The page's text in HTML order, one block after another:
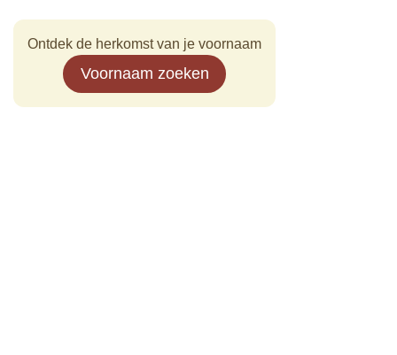
Ontdek de herkomst van je voornaam
Voornaam zoeken